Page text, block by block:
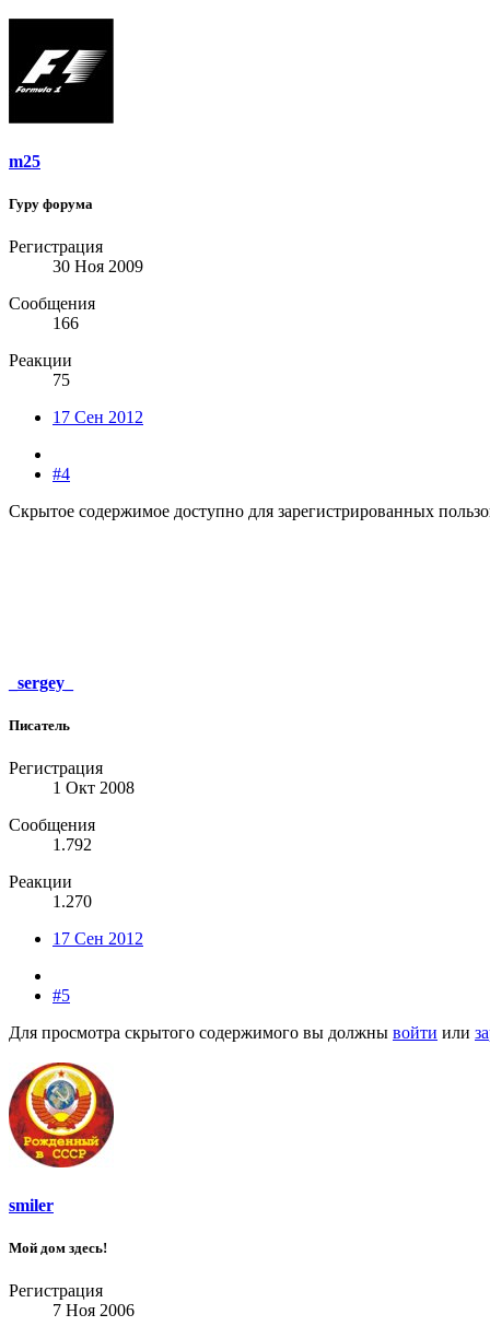
m25
Гуру форума
Регистрация
30 Ноя 2009
Сообщения
166
Реакции
75
17 Сен 2012
#4
Скрытое содержимое доступно для зарегистрированных
_sergey_
Писатель
Регистрация
1 Окт 2008
Сообщения
1.792
Реакции
1.270
17 Сен 2012
#5
Для просмотра скрытого содержимого вы должны войти или
smiler
Мой дом здесь!
Регистрация
7 Ноя 2006